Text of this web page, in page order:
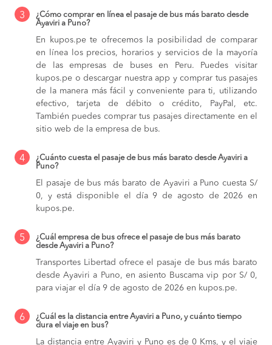
3
¿Cómo comprar en línea el pasaje de bus más barato desde
Ayaviri a Puno?
En kupos.pe te ofrecemos la posibilidad de comparar
en línea los precios, horarios y servicios de la mayoría
de las empresas de buses en Peru. Puedes visitar
kupos.pe o descargar nuestra app y comprar tus pasajes
de la manera más fácil y conveniente para ti, utilizando
efectivo, tarjeta de débito o crédito, PayPal, etc.
También puedes comprar tus pasajes directamente en el
sitio web de la empresa de bus.
4
¿Cuánto cuesta el pasaje de bus más barato desde Ayaviri a
Puno?
El pasaje de bus más barato de Ayaviri a Puno cuesta S/
0, y está disponible el día 9 de agosto de 2026 en
kupos.pe.
5
¿Cuál empresa de bus ofrece el pasaje de bus más barato
desde Ayaviri a Puno?
Transportes Libertad ofrece el pasaje de bus más barato
desde Ayaviri a Puno, en asiento Buscama vip por S/ 0,
para viajar el día 9 de agosto de 2026 en kupos.pe.
6
¿Cuál es la distancia entre Ayaviri a Puno, y cuánto tiempo
dura el viaje en bus?
La distancia entre Ayaviri y Puno es de 0 Kms, y el viaje